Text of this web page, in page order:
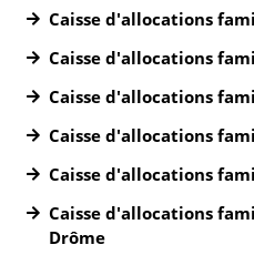
Caisse d'allocations
Caisse d'allocations
Caisse d'allocations
Caisse d'allocations
Caisse d'allocations
Caisse d'allocations
Drôme